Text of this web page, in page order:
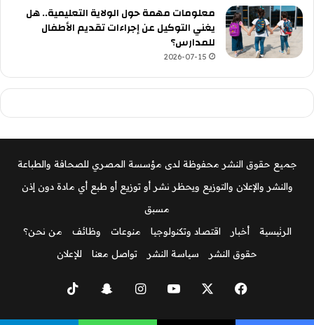
معلومات مهمة حول الولاية التعليمية.. هل
يغني التوكيل عن إجراءات تقديم الأطفال
للمدارس؟
2026-07-15
جميع حقوق النشر محفوظة لدى مؤسسة المصري للصحافة والطباعة
والنشر والإعلان والتوزيع ويحظر نشر أو توزيع أو طبع أي مادة دون إذن
مسبق
الرئيسية
أخبار اقتصاد وتكنولوجيا منوعات وظائف
من نحن؟
حقوق النشر
سياسة النشر تواصل معنا للإعلان
فيسبوك ‫YouTubeانستقرامسناب
تشات